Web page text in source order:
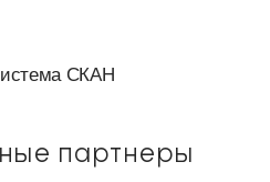
СКАН
партнеры